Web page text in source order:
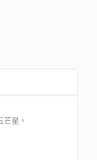
芒星，